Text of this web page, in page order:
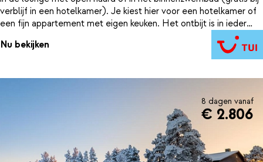
verblijf in een hotelkamer). Je kiest hier voor een hotelkamer of
een fijn appartement met eigen keuken. Het ontbijt is in ieder
geval elke ochtend inbegrepen, handig! Zo ga je met nieuwe
energie weer de omgeving ontdekken. Hoe je dat doet, is aan
jou. Kies je voor een sneeuwscootersafari of doe je het juist
Nu bekijken
8 dagen vanaf
€ 2.806